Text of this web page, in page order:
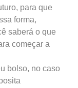
para que
forma,
saberá o que
começar a
bolso, no caso